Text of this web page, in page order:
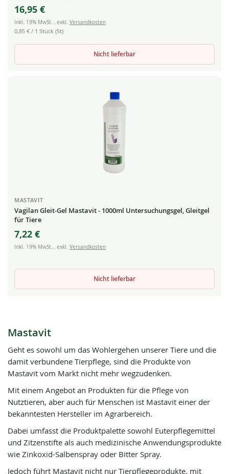
16,95 €
Inkl. 19% MwSt. , exkl. Versandkosten
0,85 € / 1 Stück (St)
Nicht lieferbar
MASTAVIT
Vagilan Gleit-Gel Mastavit - 1000ml Untersuchungsgel, Gleitgel
für Tiere
7,22 €
Inkl. 19% MwSt. , exkl. Versandkosten
Nicht lieferbar
Mastavit
Geht es sowohl um das Wohlergehen unserer Tiere und die
damit verbundene Tierpflege, sind die Produkte von
Mastavit vom Markt nicht mehr wegzudenken.
Mit einem Angebot an Produkten für die Pflege von
Nutztieren, aber auch für Menschen ist Mastavit einer der
bekanntesten Hersteller im Agrarbereich.
Dabei umfasst die Produktpalette sowohl Euterpflegemittel
und Zitzenstifte als auch medizinische Anwendungsprodukte
wie Zinkoxid-Salbenspray oder Bitter Spray.
Jedoch führt Mastavit nicht nur Tierpflegeprodukte, mit